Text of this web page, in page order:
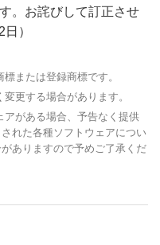
。お詫びして訂正させ
）
または登録商標です。
更する場合があります。
がある場合、予告なく提供
れた各種ソフトウェアについ
ありますので予めご了承くだ